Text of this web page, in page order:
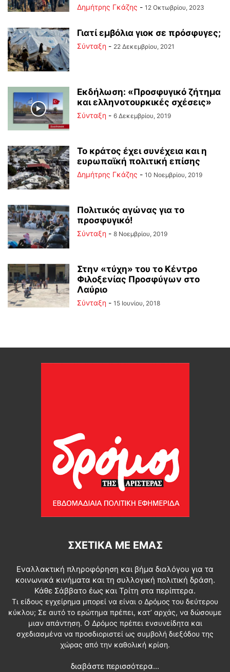
Δημήτρης Γκάζης - 12 Οκτωβρίου, 2023
Γιατί εμβόλια γιοκ σε πρόσφυγες;
Σύνταξη - 22 Δεκεμβρίου, 2021
Εκδήλωση: «Προσφυγικό ζήτημα
και ελληνοτουρκικές σχέσεις»
Σύνταξη - 6 Δεκεμβρίου, 2019
Το κράτος έχει συνέχεια και η
ευρωπαϊκή πολιτική επίσης
Δημήτρης Γκάζης - 10 Νοεμβρίου, 2019
Πολιτικός αγώνας για το
προσφυγικό!
Σύνταξη - 8 Νοεμβρίου, 2019
Στην «τύχη» του το Κέντρο
Φιλοξενίας Προσφύγων στο
Λαύριο
Σύνταξη - 15 Ιουνίου, 2018
ΣΧΕΤΙΚΆ ΜΕ ΕΜΆΣ
Εναλλακτική πληροφόρηση και βήμα διαλόγου για τα
κοινωνικά κινήματα και τη συλλογική πολιτική δράση.
Κάθε Σάββατο έως και Τρίτη στα περίπτερα.
Τι είδους εγχείρημα μπορεί να είναι ο Δρόμος του δεύτερου
κύκλου; Σε αυτό το ερώτημα πρέπει, κατ’ αρχάς, να δώσουμε
μιαν απάντηση. Ο Δρόμος πρέπει ενσυνείδητα και
σχεδιασμένα να προσδιοριστεί ως συμβολή διεξόδου της
χώρας από την καθολική κρίση.
διαβάστε περισσότερα...